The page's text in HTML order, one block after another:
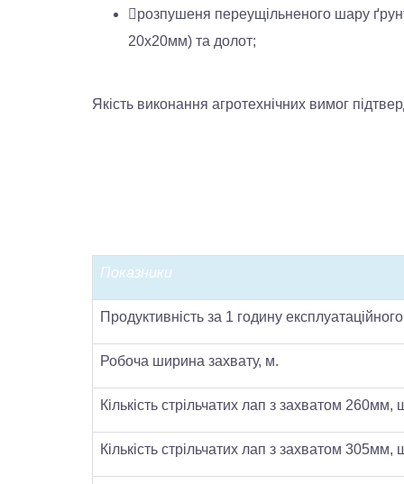
розпушеня переущільненого шару
20х20мм) та долот;
Якість виконання агротехнічних вимог
Показники
Продуктивність за 1 годину
Робоча ширина захвату, м.
Кількість стрільчатих лап з захватом 260мм,
Кількість стрільчатих лап з захватом 305мм,